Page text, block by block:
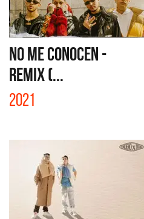
NO ME CONOCEN -
REMIX (...
2021